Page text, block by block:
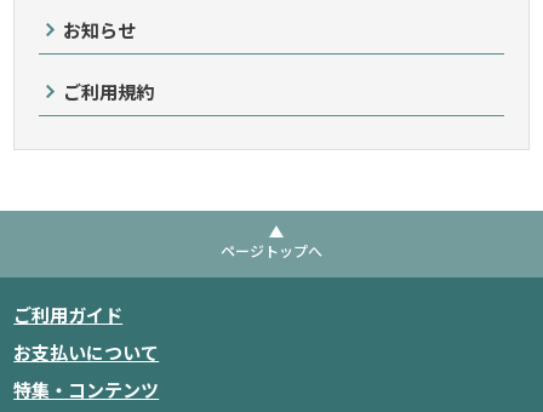
お知らせ
ご利用規約
ページトップへ
ご利用ガイド
お支払いについて
特集・コンテンツ